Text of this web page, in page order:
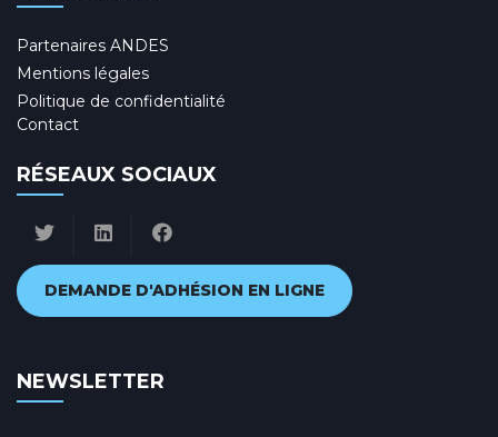
Partenaires ANDES
Mentions légales
Politique de confidentialité
Contact
RÉSEAUX SOCIAUX
DEMANDE D'ADHÉSION EN LIGNE
NEWSLETTER